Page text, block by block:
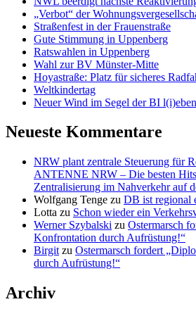
„Verbot“ der
Straßenfest in der Frauenstraße
Gute Stimmung in Uppenberg
Ratswahlen in Uppenberg
Wahl zur BV Münster-Mitte
Hoyastraße: Platz für sicheres
Weltkindertag
Neuer Wind im Segel der BI
Neueste Kommentare
NRW plant zentrale Steuerung für
ANTENNE NRW – Die besten
Zentralisierung im Nahverkehr auf
Wolfgang Tenge zu DB ist regional
Lotta zu Schon wieder ein
Werner Szybalski zu Ostermarsch
Konfrontation durch Aufrüstung!“
Birgit zu Ostermarsch fordert
durch Aufrüstung!“
Archiv